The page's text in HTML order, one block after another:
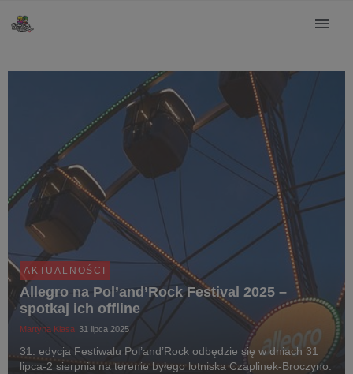
AKTUALNOŚCI
Allegro na Pol’and’Rock Festival 2025 –
spotkaj ich offline
Martyna Klasa 31 lipca 2025
31. edycja Festiwalu Pol’and’Rock odbędzie się w dniach 31
lipca-2 sierpnia na terenie byłego lotniska Czaplinek-Broczyno.